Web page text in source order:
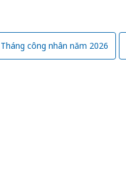
Tháng công nhân năm 2026